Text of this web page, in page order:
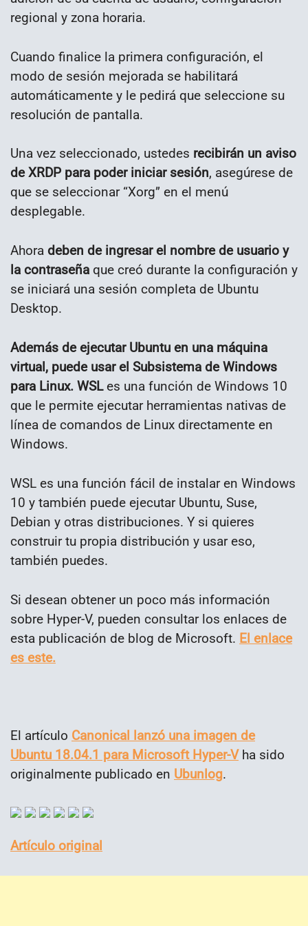
regional y zona horaria.
Cuando finalice la primera configuración, el
modo de sesión mejorada se habilitará
automáticamente y le pedirá que seleccione su
resolución de pantalla.
Una vez seleccionado, ustedes recibirán un aviso
de XRDP para poder iniciar sesión, asegúrese de
que se seleccionar “Xorg” en el menú
desplegable.
Ahora deben de ingresar el nombre de usuario y
la contraseña que creó durante la configuración y
se iniciará una sesión completa de Ubuntu
Desktop.
Además de ejecutar Ubuntu en una máquina
virtual, puede usar el Subsistema de Windows
para Linux. WSLes una función de Windows 10
que le permite ejecutar herramientas nativas de
línea de comandos de Linux directamente en
Windows.
WSL es una función fácil de instalar en Windows
10 y también puede ejecutar Ubuntu, Suse,
Debian y otras distribuciones. Y si quieres
construir tu propia distribución y usar eso,
también puedes.
Si desean obtener un poco más información
sobre Hyper-V, pueden consultar los enlaces de
esta publicación de blog de Microsoft. El enlace
es este.
El artículo Canonical lanzó una imagen de
Ubuntu 18.04.1 para Microsoft Hyper-Vha sido
originalmente publicado en Ubunlog.
Artículo original